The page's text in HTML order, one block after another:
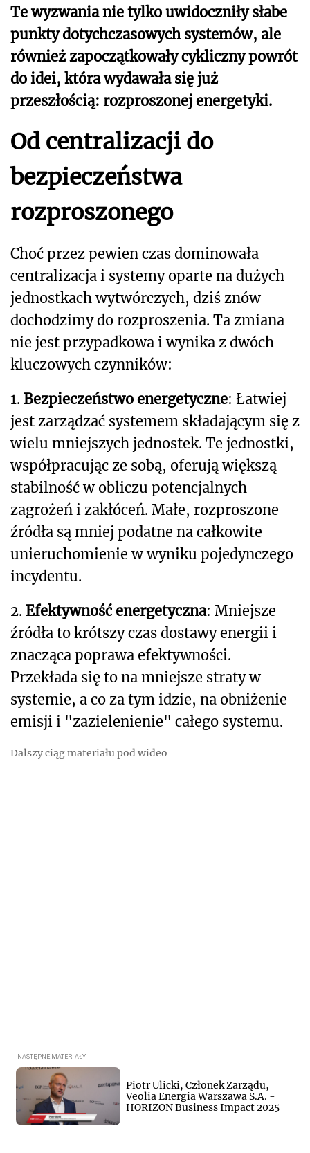
Te wyzwania nie tylko uwidoczniły słabe
punkty dotychczasowych systemów, ale
również zapoczątkowały cykliczny powrót
do idei, która wydawała się już
przeszłością: rozproszonej energetyki.
Od centralizacji do
bezpieczeństwa
rozproszonego
Choć przez pewien czas dominowała
centralizacja i systemy oparte na dużych
jednostkach wytwórczych, dziś znów
dochodzimy do rozproszenia. Ta zmiana
nie jest przypadkowa i wynika z dwóch
kluczowych czynników:
1. Bezpieczeństwo energetyczne: Łatwiej
jest zarządzać systemem składającym się z
wielu mniejszych jednostek. Te jednostki,
współpracując ze sobą, oferują większą
stabilność w obliczu potencjalnych
zagrożeń i zakłóceń. Małe, rozproszone
źródła są mniej podatne na całkowite
unieruchomienie w wyniku pojedynczego
incydentu.
2. Efektywność energetyczna: Mniejsze
źródła to krótszy czas dostawy energii i
znacząca poprawa efektywności.
Przekłada się to na mniejsze straty w
systemie, a co za tym idzie, na obniżenie
emisji i "zazielenienie" całego systemu.
Dalszy ciąg materiału pod wideo
Piotr Ulicki, Członek Zarządu,
Veolia Energia Warszawa S.A. -
HORIZON Business Impact 2025